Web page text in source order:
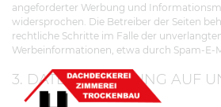
angeforderter Werbung und
widersprochen. Die Betreiber der Seiten
rechtliche Schritte im Falle der
Werbeinformationen, etwa durch Spam-E-
3. DATENERFASSUNG AUF
WEBSITE